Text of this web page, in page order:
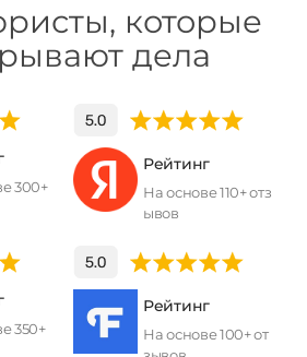
которые
дела
300+
Рейтинг
На основе 110+ отз
ывов
350+
Рейтинг
На основе 100+ от